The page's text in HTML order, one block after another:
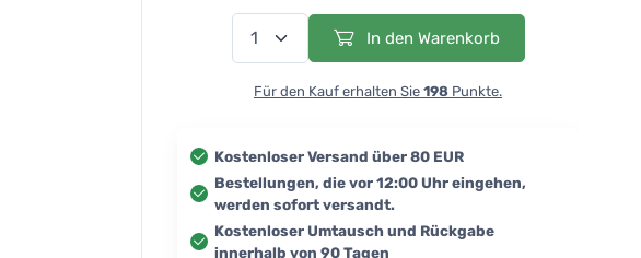
In den Warenkorb
Für den Kauf erhalten Sie 198 Punkte.
Kostenloser Versand über 80 EUR
Bestellungen, die vor 12:00 Uhr eingehen,
werden sofort versandt.
Kostenloser Umtausch und Rückgabe
innerhalb von 90 Tagen